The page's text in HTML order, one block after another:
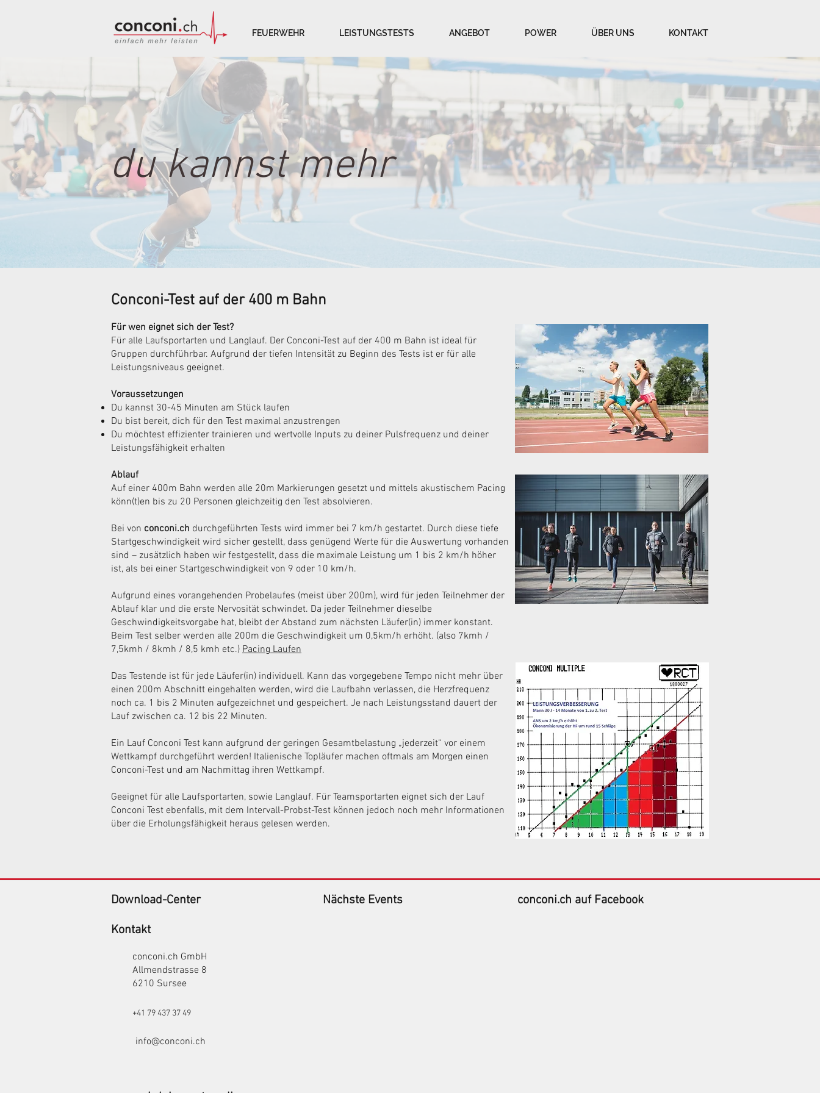
FEUERWEHR LEISTUNGSTESTS ANGEBOT POWER ÜBER UNS KONTAKT
du kannst mehr
Conconi-Test auf der 400 m Bahn
Für wen eignet sich der Test?
Für alle Laufsportarten und Langlauf. Der Conconi-Test auf der 400 m Bahn ist ideal für
Gruppen durchführbar. Aufgrund der tiefen Intensität zu Beginn des Tests ist er für alle
Leistungsniveaus geeignet.
Voraussetzungen
Du kannst 30-45 Minuten am Stück laufen
Du bist bereit, dich für den Test maximal anzustrengen
Du möchtest effizienter trainieren und wertvolle Inputs zu deiner Pulsfrequenz und deiner
Leistungsfähigkeit erhalten
Ablauf
Auf einer 400m Bahn werden alle 20m Markierungen gesetzt und mittels akustischem Pacing
könn(t)en bis zu 20 Personen gleichzeitig den Test absolvieren.
Bei von conconi.ch durchgeführten Tests wird immer bei 7 km/h gestartet. Durch diese tiefe
Startgeschwindigkeit wird sicher gestellt, dass genügend Werte für die Auswertung vorhanden
sind – zusätzlich haben wir festgestellt, dass die maximale Leistung um 1 bis 2 km/h höher
ist, als bei einer Startgeschwindigkeit von 9 oder 10 km/h.
Aufgrund eines vorangehenden Probelaufes (meist über 200m), wird für jeden Teilnehmer der
Ablauf klar und die erste Nervosität schwindet. Da jeder Teilnehmer dieselbe
Geschwindigkeitsvorgabe hat, bleibt der Abstand zum nächsten Läufer(in) immer konstant.
Beim Test selber werden alle 200m die Geschwindigkeit um 0,5km/h erhöht. (also 7kmh /
7,5kmh / 8kmh / 8,5 kmh etc.) Pacing Laufen
Das Testende ist für jede Läufer(in) individuell. Kann das vorgegebene Tempo nicht mehr über
einen 200m Abschnitt eingehalten werden, wird die Laufbahn verlassen, die Herzfrequenz
noch ca. 1 bis 2 Minuten aufgezeichnet und gespeichert. Je nach Leistungsstand dauert der
Lauf zwischen ca. 12 bis 22 Minuten.
Ein Lauf Conconi Test kann aufgrund der geringen Gesamtbelastung „jederzeit“ vor einem
Wettkampf durchgeführt werden! Italienische Topläufer machen oftmals am Morgen einen
Conconi-Test und am Nachmittag ihren Wettkampf.
Geeignet für alle Laufsportarten, sowie Langlauf. Für Teamsportarten eignet sich der Lauf
Conconi Test ebenfalls, mit dem Intervall-Probst-Test können jedoch noch mehr Informationen
über die Erholungsfähigkeit heraus gelesen werden.
Download-Center Nächste Events conconi.ch auf Facebook
Kontakt
conconi.ch GmbH
Allmendstrasse 8
6210 Sursee
+41 79 437 37 49
info@conconi.ch